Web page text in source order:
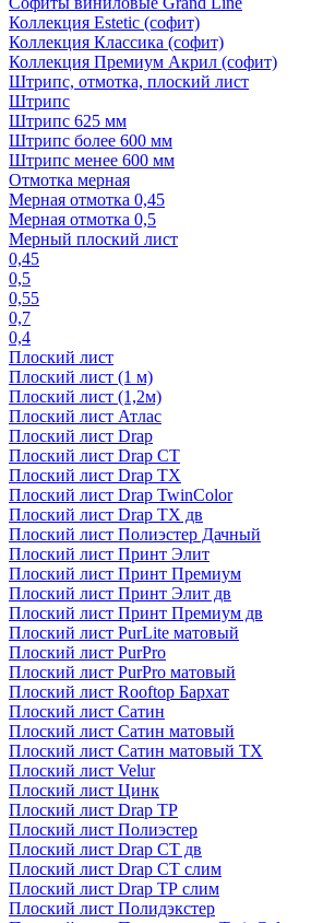
Коллекция Estetic (софит)
Коллекция Классика (софит)
Коллекция Премиум Акрил (софит)
Штрипс, отмотка, плоский лист
Штрипс
Штрипс 625 мм
Штрипс более 600 мм
Штрипс менее 600 мм
Отмотка мерная
Мерная отмотка 0,45
Мерная отмотка 0,5
Мерный плоский лист
0,45
0,5
0,55
0,7
0,4
Плоский лист
Плоский лист (1 м)
Плоский лист (1,2м)
Плоский лист Атлас
Плоский лист Drap
Плоский лист Drap СТ
Плоский лист Drap TX
Плоский лист Drap TwinColor
Плоский лист Drap ТХ дв
Плоский лист Полиэстер Дачный
Плоский лист Принт Элит
Плоский лист Принт Премиум
Плоский лист Принт Элит дв
Плоский лист Принт Премиум дв
Плоский лист PurLite матовый
Плоский лист PurPro
Плоский лист PurPro матовый
Плоский лист Rooftop Бархат
Плоский лист Сатин
Плоский лист Сатин матовый
Плоский лист Сатин матовый TX
Плоский лист Velur
Плоский лист Цинк
Плоский лист Drap ТР
Плоский лист Полиэстер
Плоский лист Drap СТ дв
Плоский лист Drap СТ слим
Плоский лист Drap ТР слим
Плоский лист Полидэкстер